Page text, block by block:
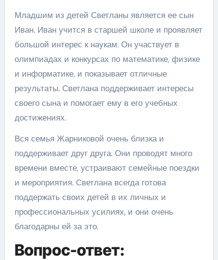
Младшим из детей Светланы является ее сын
Иван. Иван учится в старшей школе и проявляет
большой интерес к наукам. Он участвует в
олимпиадах и конкурсах по математике, физике
и информатике, и показывает отличные
результаты. Светлана поддерживает интересы
своего сына и помогает ему в его учебных
достижениях.
Вся семья Жарниковой очень близка и
поддерживает друг друга. Они проводят много
времени вместе, устраивают семейные поездки
и мероприятия. Светлана всегда готова
поддержать своих детей в их личных и
профессиональных усилиях, и они очень
благодарны ей за это.
Вопрос-ответ: